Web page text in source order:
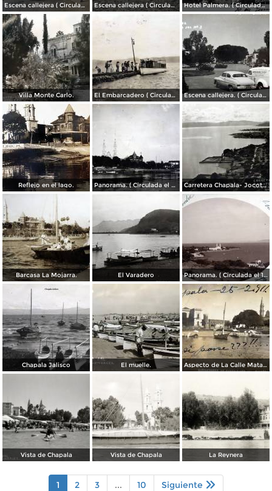
Escena callejera ( Circulada el 22 de marzo de 1908 ). Escena callejera ( Circulada el 19 de Diciembre de 1908 ).. Hotel Palmera. ( Circulada el 30 de Junio de 1909 ).
Villa Monte Carlo. El Embarcadero ( Circulada el 7 de Marzo de 1907 ). Escena callejera. ( Circulada el 28 de Mayo de 1955 ).
Reflejo en el lago. Panorama. ( Circulada el 21 de Abril de 1924 ). Carretera Chapala- Jocotepec.
Barcasa La Mojarra. El Varadero Panorama. ( Circulada el 17 de Diciembre de 1906 ).
Chapala Jalisco El muelle. Aspecto de La Calle Matamoros ( Circulada el 25 de Febrero de 1911 ).
Vista de Chapala Vista de Chapala La Reynera
1 2 3 ... 10 Siguiente